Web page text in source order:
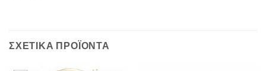
ΣΧΕΤΙΚΆ ΠΡΟΪΌΝΤΑ